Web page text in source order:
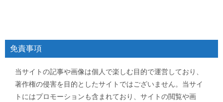
免責事項
当サイトの記事や画像は個人で楽しむ目的で運営しており、
著作権の侵害を目的としたサイトではございません。当サイ
トにはプロモーションも含まれており、サイトの閲覧や画